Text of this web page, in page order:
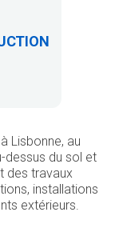
Lisbonne, au
dessus du sol et
des travaux
installations
extérieurs.